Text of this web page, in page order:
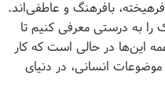
بافرهنگ و عاطفی‌اند.
را به درستی معرفی کنیم تا
این‌ها در حالی است که کار
موضوعات انسانی، در دنیای